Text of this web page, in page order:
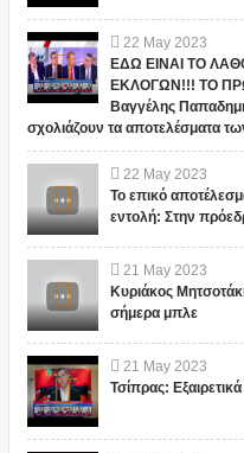
22 May 2023
ΕΔΩ ΕΙΝΑΙ ΤΟ
ΕΚΛΟΓΩΝ!!! ΤΟ
Βαγγέλης
σχολιάζουν τα αποτελέσματα
22 May 2023
Το επικό
εντολή: Στην
21 May 2023
Κυριάκος
σήμερα μπλε
21 May 2023
Τσίπρας: